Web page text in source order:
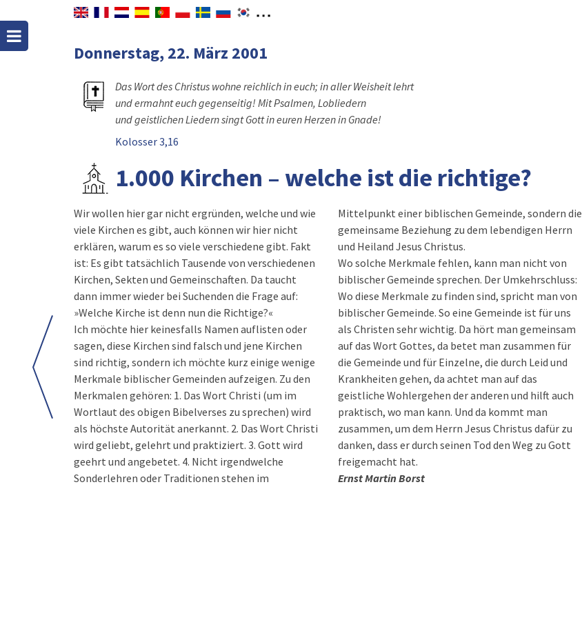
Donnerstag, 22. März 2001
Das Wort des Christus wohne reichlich in euch; in aller Weisheit lehrt
und ermahnt euch gegenseitig! Mit Psalmen, Lobliedern
und geistlichen Liedern singt Gott in euren Herzen in Gnade!
Kolosser 3,16
1.000 Kirchen – welche ist die richtige?
Wir wollen hier gar nicht ergründen, welche und wie
viele Kirchen es gibt, auch können wir hier nicht
erklären, warum es so viele verschiedene gibt. Fakt
ist: Es gibt tatsächlich Tausende von verschiedenen
Kirchen, Sekten und Gemeinschaften. Da taucht
dann immer wieder bei Suchenden die Frage auf:
»Welche Kirche ist denn nun die Richtige?«
Ich möchte hier keinesfalls Namen auflisten oder
sagen, diese Kirchen sind falsch und jene Kirchen
sind richtig, sondern ich möchte kurz einige wenige
Merkmale biblischer Gemeinden aufzeigen. Zu den
Merkmalen gehören: 1. Das Wort Christi (um im
Wortlaut des obigen Bibelverses zu sprechen) wird
als höchste Autorität anerkannt. 2. Das Wort Christi
wird geliebt, gelehrt und praktiziert. 3. Gott wird
geehrt und angebetet. 4. Nicht irgendwelche
Sonderlehren oder Traditionen stehen im
Mittelpunkt einer biblischen Gemeinde, sondern die
gemeinsame Beziehung zu dem lebendigen Herrn
und Heiland Jesus Christus.
Wo solche Merkmale fehlen, kann man nicht von
biblischer Gemeinde sprechen. Der Umkehrschluss:
Wo diese Merkmale zu finden sind, spricht man von
biblischer Gemeinde. So eine Gemeinde ist für uns
als Christen sehr wichtig. Da hört man gemeinsam
auf das Wort Gottes, da betet man zusammen für
die Gemeinde und für Einzelne, die durch Leid und
Krankheiten gehen, da achtet man auf das
geistliche Wohlergehen der anderen und hilft auch
praktisch, wo man kann. Und da kommt man
zusammen, um dem Herrn Jesus Christus dafür zu
danken, dass er durch seinen Tod den Weg zu Gott
freigemacht hat.
Ernst Martin Borst